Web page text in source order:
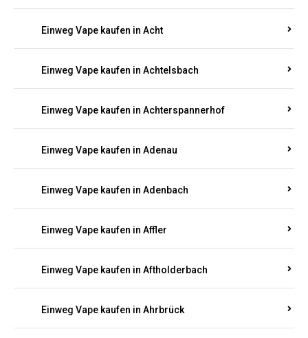
Einweg Vape kaufen in Acht
Einweg Vape kaufen in Achtelsbach
Einweg Vape kaufen in Achterspannerhof
Einweg Vape kaufen in Adenau
Einweg Vape kaufen in Adenbach
Einweg Vape kaufen in Affler
Einweg Vape kaufen in Aftholderbach
Einweg Vape kaufen in Ahrbrück